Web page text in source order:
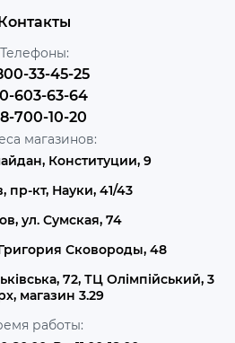
Контакты
Телефоны:
33-45-25
603-63-64
700-10-20
магазинов:
Конституции, 9
пр-кт, Науки, 41/43
ул. Сумская, 74
Григория Сковороды, 48
72, ТЦ Олімпійський, 3
магазин 3.29
работы: